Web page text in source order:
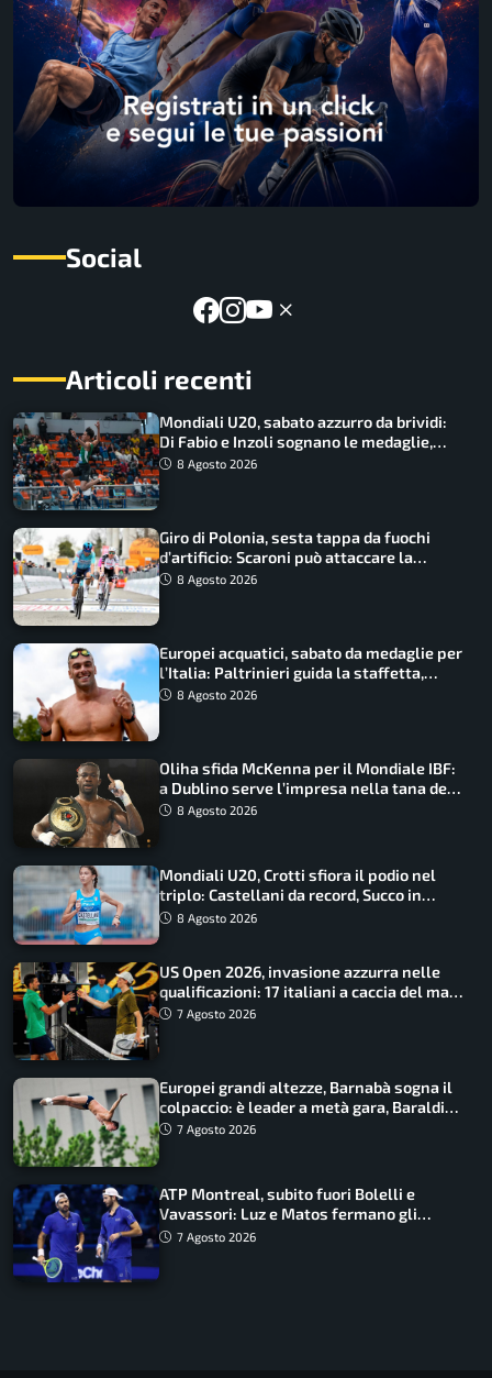
Social
Articoli recenti
Mondiali U20, sabato azzurro da brividi:
Di Fabio e Inzoli sognano le medaglie,
Castellani e Succo in finale
8 Agosto 2026
Giro di Polonia, sesta tappa da fuochi
d’artificio: Scaroni può attaccare la
maglia di Lemmen
8 Agosto 2026
Europei acquatici, sabato da medaglie per
l’Italia: Paltrinieri guida la staffetta,
Barnabà sogna l’oro dalle grandi altezze
8 Agosto 2026
Oliha sfida McKenna per il Mondiale IBF:
a Dublino serve l’impresa nella tana del
lupo8 Agosto 2026
Mondiali U20, Crotti sfiora il podio nel
triplo: Castellani da record, Succo in
finale
8 Agosto 2026
US Open 2026, invasione azzurra nelle
qualificazioni: 17 italiani a caccia del main
draw7 Agosto 2026
Europei grandi altezze, Barnabà sogna il
colpaccio: è leader a metà gara, Baraldi
ancora in corsa
7 Agosto 2026
ATP Montreal, subito fuori Bolelli e
Vavassori: Luz e Matos fermano gli
azzurri
7 Agosto 2026